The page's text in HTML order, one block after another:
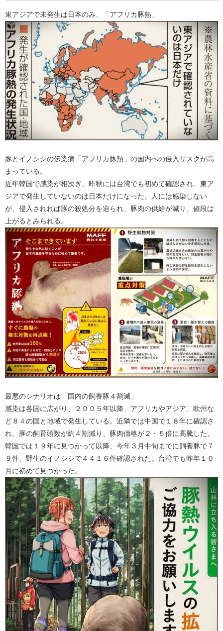
東アジアで未発生は日本のみ、「アフリカ豚熱」
豚とイノシシの伝染病「アフリカ豚熱」の国内への侵入リスクが高
まっている。
近年韓国で感染が相次ぎ、昨秋には台湾でも初めて確認され、東ア
ジアで発生していないのは日本だけになった。人には感染しない
が、侵入されれば豚の殺処分を迫られ、豚肉の供給が減り、値段は
上がるとみられる。
最悪のシナリオは「国内の飼養豚４割減」
感染は各国に広がり、２００５年以降、アフリカやアジア、欧州な
ど８４の国と地域で発生している。近隣では中国で１８年に確認さ
れ、豚の飼育頭数が約４割減り、豚肉価格が２・５倍に高騰した。
韓国では１９年に見つかって以降、今年３月中旬までに飼養豚で７
９件、野生のイノシシで４４１６件確認された。台湾でも昨年１０
月に初めて見つかった。